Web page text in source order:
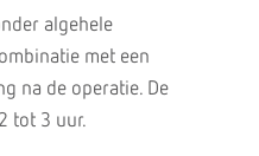
algehele
met een
na de operatie. De
tot 3 uur.